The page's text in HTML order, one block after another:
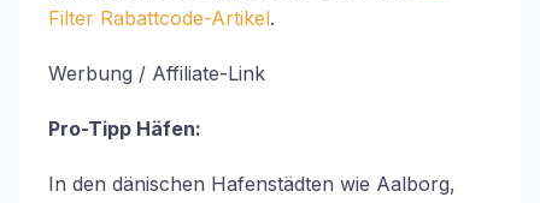
Filter Rabattcode-Artikel.
Werbung / Affiliate-Link
Pro-Tipp Häfen:
In den dänischen Hafenstädten wie Aalborg,